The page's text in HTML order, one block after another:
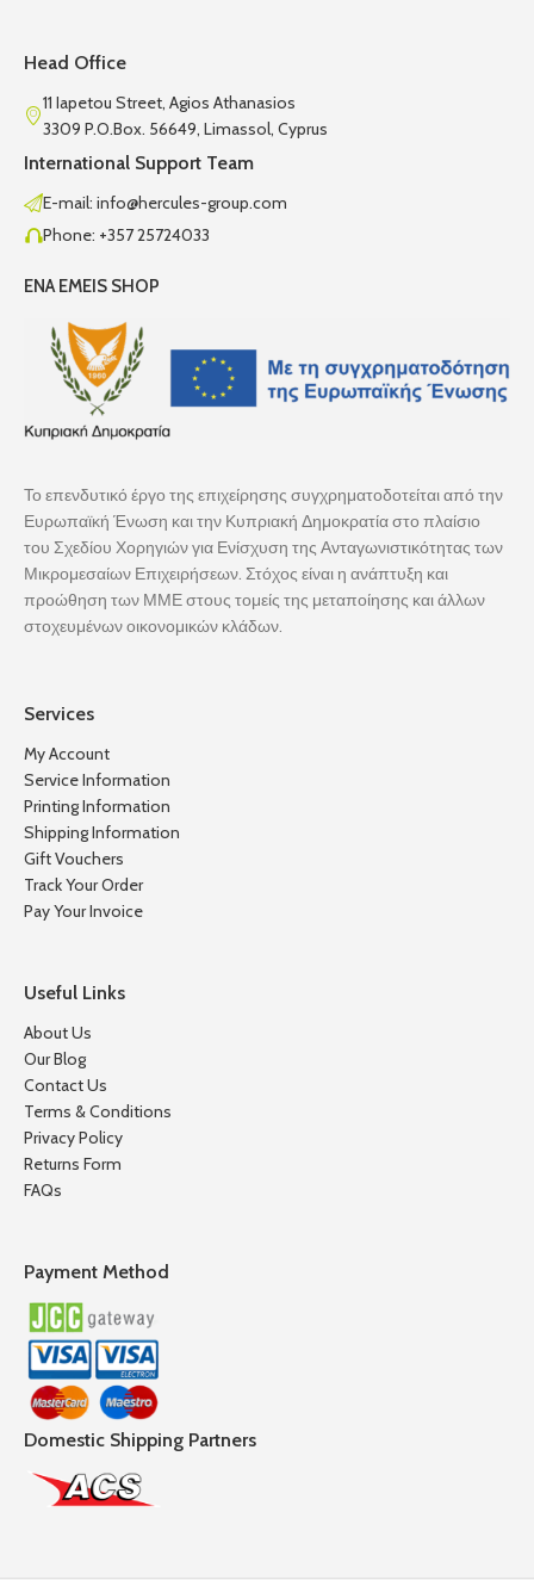
Head Office
11 Iapetou Street, Agios Athanasios
3309 P.O.Box. 56649, Limassol, Cyprus
International Support Team
E-mail: info@hercules-group.com
Phone: +357 25724033
ENA EMEIS SHOP
Το επενδυτικό έργο της επιχείρησης συγχρηματοδοτείται από την
Ευρωπαϊκή Ένωση και την Κυπριακή Δημοκρατία στο πλαίσιο
του Σχεδίου Χορηγιών για Ενίσχυση της Ανταγωνιστικότητας των
Μικρομεσαίων Επιχειρήσεων. Στόχος είναι η ανάπτυξη και
προώθηση των ΜΜΕ στους τομείς της μεταποίησης και άλλων
στοχευμένων οικονομικών κλάδων.
Services
My Account
Service Information
Printing Information
Shipping Information
Gift Vouchers
Track Your Order
Pay Your Invoice
Useful Links
About Us
Our Blog
Contact Us
Terms & Conditions
Privacy Policy
Returns Form
FAQs
Payment Method
Domestic Shipping Partners